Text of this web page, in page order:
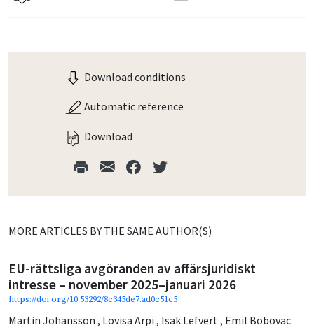
Download conditions
Automatic reference
Download
MORE ARTICLES BY THE SAME AUTHOR(S)
EU-rättsliga avgöranden av affärsjuridiskt
intresse – november 2025–januari 2026
https://doi.org/10.53292/8c345de7.ad0c51c5
Martin Johansson , Lovisa Arpi , Isak Lefvert , Emil Bobovac